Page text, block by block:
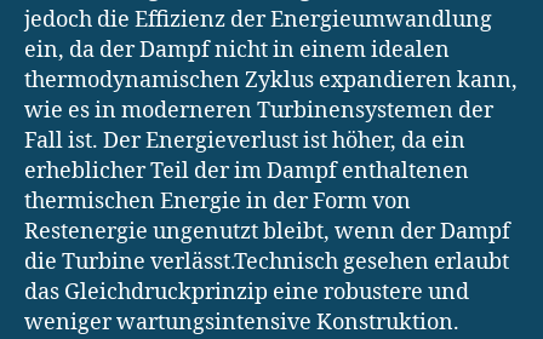
jedoch die Effizienz der Energieumwandlung
ein, da der Dampf nicht in einem idealen
thermodynamischen Zyklus expandieren kann,
wie es in moderneren Turbinensystemen der
Fall ist. Der Energieverlust ist höher, da ein
erheblicher Teil der im Dampf enthaltenen
thermischen Energie in der Form von
Restenergie ungenutzt bleibt, wenn der Dampf
die Turbine verlässt.Technisch gesehen erlaubt
das Gleichdruckprinzip eine robustere und
weniger wartungsintensive Konstruktion.